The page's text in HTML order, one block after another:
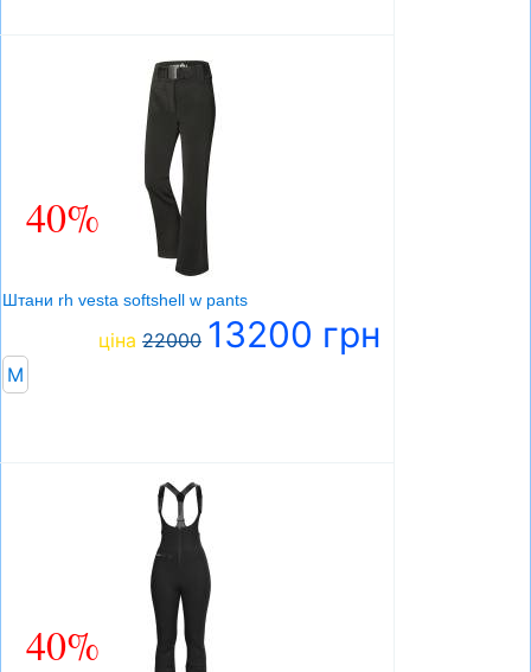
40%
Штани rh vesta softshell w pants
ціна 22000 13200 грн
М
40%